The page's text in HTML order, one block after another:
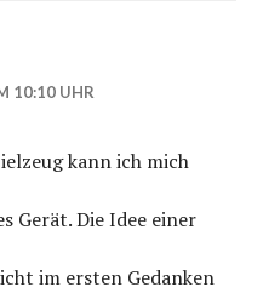
10:10 UHR
kann ich mich
Gerät. Die Idee einer
im ersten Gedanken